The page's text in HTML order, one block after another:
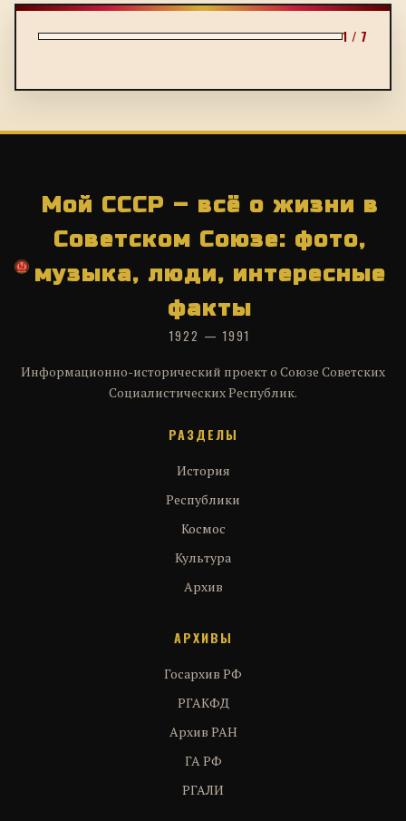
1 / 7
Мой СССР – всё о жизни в
Советском Союзе: фото,
музыка, люди, интересные
факты
1922 — 1991
Информационно-исторический проект о Союзе Советских
Социалистических Республик.
РАЗДЕЛЫ
История
Республики
Космос
Культура
Архив
АРХИВЫ
Госархив РФ
РГАКФД
Архив РАН
ГА РФ
РГАЛИ